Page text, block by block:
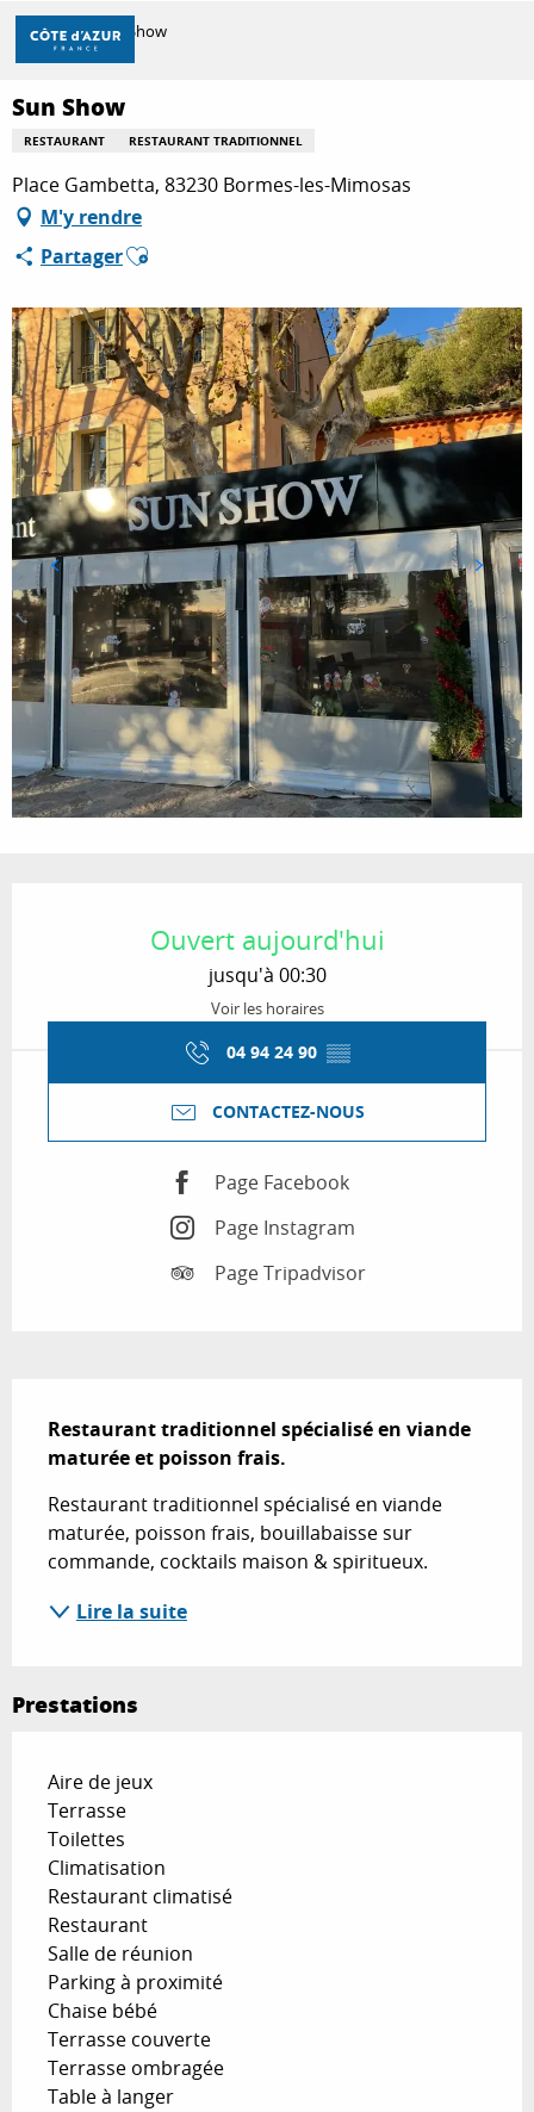
Aller
contenu
principal
DÉCOUVRIR
À FAIRE
SÉJOURNER
Accueil Sun Show
Sun Show
RESTAURANT RESTAURANT TRADITIONNEL
Place Gambetta, 83230 Bormes-les-Mimosas
M'y rendre
PartagerAjouter aux favoris
Ouvert aujourd'hui
jusqu'à 00:30
Voir les horaires
04 94 24 90 ▒▒
CONTACTEZ-NOUS
Page Facebook
Page Instagram
Page Tripadvisor
Restaurant traditionnel spécialisé en viande
maturée et poisson frais.
Restaurant traditionnel spécialisé en viande
maturée, poisson frais, bouillabaisse sur
commande, cocktails maison & spiritueux.
Lire la suite
Prestations
Aire de jeux
Terrasse
Toilettes
Climatisation
Restaurant climatisé
Restaurant
Salle de réunion
Parking à proximité
Chaise bébé
Terrasse couverte
Terrasse ombragée
Table à langer